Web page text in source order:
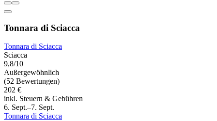
Tonnara di Sciacca
Tonnara di Sciacca
Sciacca
9,8/10
Außergewöhnlich
(52 Bewertungen)
202 €
inkl. Steuern & Gebühren
6. Sept.–7. Sept.
Tonnara di Sciacca